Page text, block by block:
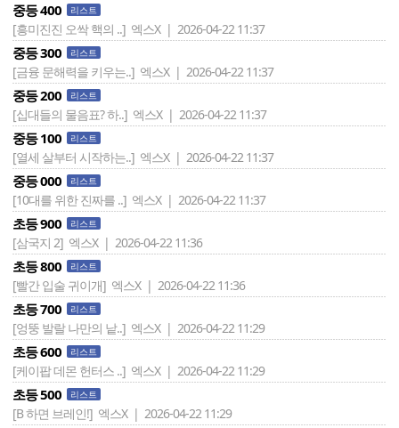
중등 400 리스트
[흥미진진 오싹 핵의 ..] 엑스X | 2026-04-22 11:37
중등 300 리스트
[금융 문해력을 키우는..] 엑스X | 2026-04-22 11:37
중등 200 리스트
[십대들의 물음표? 하..] 엑스X | 2026-04-22 11:37
중등 100 리스트
[열세 살부터 시작하는..] 엑스X | 2026-04-22 11:37
중등 000 리스트
[10대를 위한 진짜를 ..] 엑스X | 2026-04-22 11:37
초등 900 리스트
[삼국지 2] 엑스X | 2026-04-22 11:36
초등 800 리스트
[빨간 입술 귀이개] 엑스X | 2026-04-22 11:36
초등 700 리스트
[엉뚱 발랄 나만의 낱..] 엑스X | 2026-04-22 11:29
초등 600 리스트
[케이팝 데몬 헌터스 ..] 엑스X | 2026-04-22 11:29
초등 500 리스트
[B 하면 브레인!] 엑스X | 2026-04-22 11:29